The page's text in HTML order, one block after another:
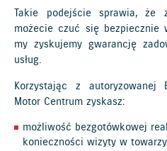
Takie podejście sprawia, że
możecie czuć się
my zyskujemy gwarancję
usług.
Korzystając z
Motor Centrum zyskasz:
możliwość bezgotówkowej
konieczności wizyty w